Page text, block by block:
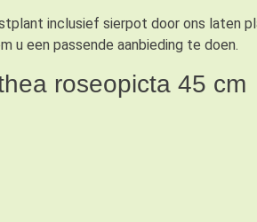
inclusief sierpot door ons laten
u een passende aanbieding te doen.
roseopicta 45 cm